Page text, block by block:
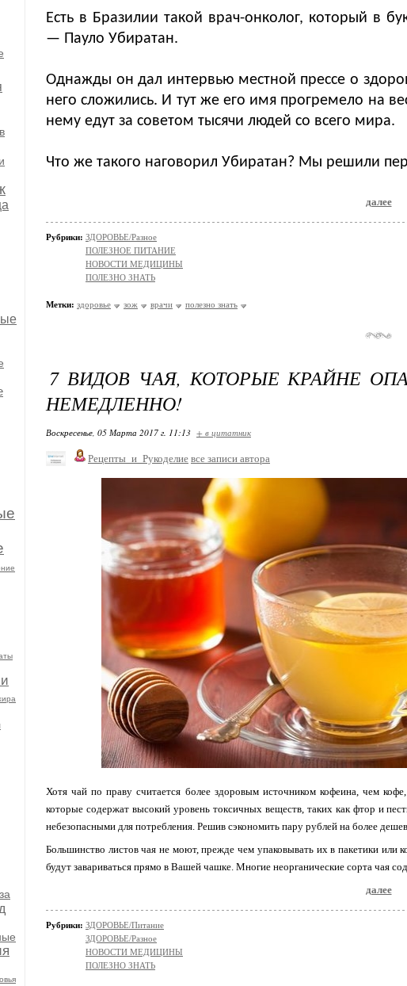
Есть в Бразилии такой врач-онколог, который в
— Пауло Убиратан.
Однажды он дал интервью местной прессе о
него сложились. И тут же его имя прогремело на
нему едут за советом тысячи людей со всего мира.
Что же такого наговорил Убиратан? Мы решили
далее
Рубрики: ЗДОРОВЬЕ/Разное
ПОЛЕЗНОЕ ПИТАНИЕ
НОВОСТИ МЕДИЦИНЫ
ПОЛЕЗНО ЗНАТЬ
Метки: здоровье зож врачи полезно знать
7 ВИДОВ ЧАЯ, КОТОРЫЕ КРАЙНЕ
НЕМЕДЛЕННО!
Воскресенье, 05 Марта 2017 г. 11:13 + в цитатник
Рецепты_и_Рукоделие все записи автора
Хотя чай по праву считается более здоровым источником кофеина, чем
которые содержат высокий уровень токсичных веществ, таких как фтор и
небезопасными для потребления. Решив сэкономить пару рублей на более
Большинство листов чая не моют, прежде чем упаковывать их в пакетики
будут завариваться прямо в Вашей чашке. Многие неорганические сорта чая
далее
Рубрики: ЗДОРОВЬЕ/Питание
ЗДОРОВЬЕ/Разное
НОВОСТИ МЕДИЦИНЫ
ПОЛЕЗНО ЗНАТЬ